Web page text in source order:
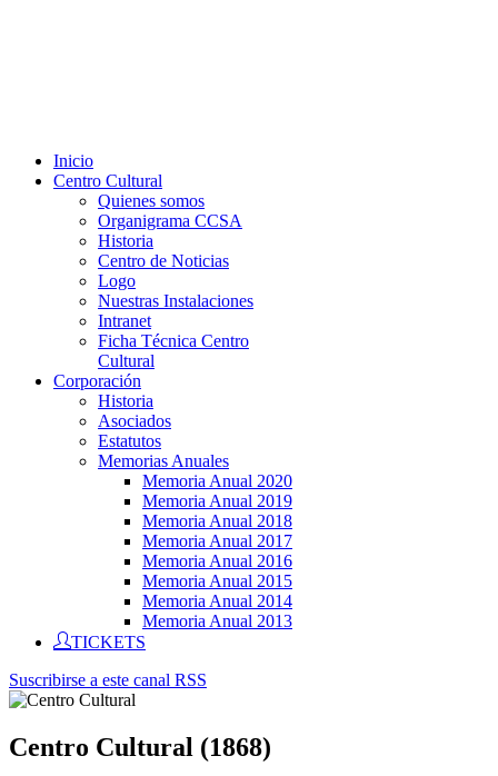
Inicio
Centro Cultural
Quienes somos
Organigrama CCSA
Historia
Centro de Noticias
Logo
Nuestras Instalaciones
Intranet
Ficha Técnica Centro
Cultural
Corporación
Historia
Asociados
Estatutos
Memorias Anuales
Memoria Anual 2020
Memoria Anual 2019
Memoria Anual 2018
Memoria Anual 2017
Memoria Anual 2016
Memoria Anual 2015
Memoria Anual 2014
Memoria Anual 2013
TICKETS
Suscribirse a este canal RSS
Centro Cultural (1868)